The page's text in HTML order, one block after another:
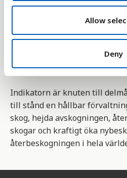
Allow
Deny
globala mål för hållbar
om att skydda, återupprätta
användning av ekosystem,
förlusten av biologisk
av mark och återställa mark
Indikatorn är knuten till
till stånd en hållbar
skog, hejda avskogningen,
skogar och kraftigt öka
återbeskogningen i hela